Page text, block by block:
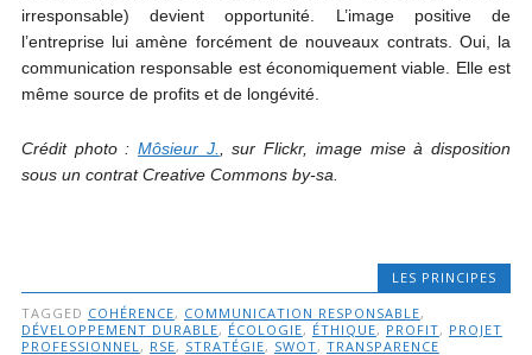
irresponsable) devient opportunité. L’image positive de
l’entreprise lui amène forcément de nouveaux contrats. Oui, la
communication responsable est économiquement viable. Elle est
même source de profits et de longévité.
Crédit photo :Môsieur J.
, sur Flickr, image mise à disposition
sous un contrat Creative Commons by-sa.
LES PRINCIPES
TAGGED COHÉRENCE, COMMUNICATION RESPONSABLE,
DÉVELOPPEMENT DURABLE, ÉCOLOGIE, ÉTHIQUE, PROFIT, PROJET
PROFESSIONNEL, RSE, STRATÉGIE, SWOT, TRANSPARENCE